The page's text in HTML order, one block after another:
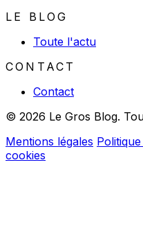
LE BLOG
Toute l'actu
CONTACT
Contact
© 2026 Le Gros Blog.
Mentions légales
cookies